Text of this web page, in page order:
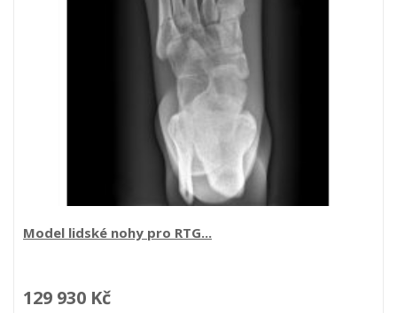
Model lidské nohy pro RTG...
129 930 Kč